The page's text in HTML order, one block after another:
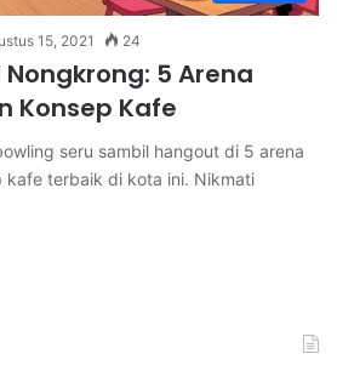
15, 2021 24
5 Arena
Konsep Kafe
seru sambil hangout di 5 arena
kafe terbaik di kota ini. Nikmati